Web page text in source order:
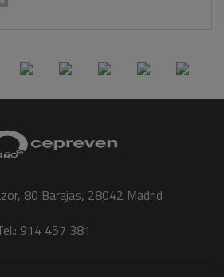
80 Barajas, 28042 Madrid
914 457 381